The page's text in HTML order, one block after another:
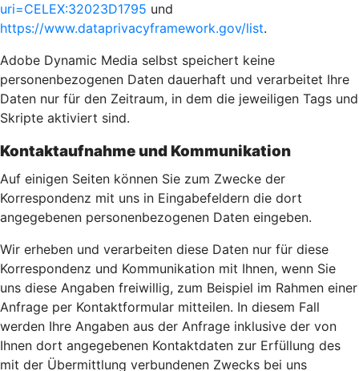
uri=CELEX:32023D1795 und
https://www.dataprivacyframework.gov/list.
Adobe Dynamic Media selbst speichert keine
personenbezogenen Daten dauerhaft und verarbeitet Ihre
Daten nur für den Zeitraum, in dem die jeweiligen Tags und
Skripte aktiviert sind.
Kontaktaufnahme und Kommunikation
Auf einigen Seiten können Sie zum Zwecke der
Korrespondenz mit uns in Eingabefeldern die dort
angegebenen personenbezogenen Daten eingeben.
Wir erheben und verarbeiten diese Daten nur für diese
Korrespondenz und Kommunikation mit Ihnen, wenn Sie
uns diese Angaben freiwillig, zum Beispiel im Rahmen einer
Anfrage per Kontaktformular mitteilen. In diesem Fall
werden Ihre Angaben aus der Anfrage inklusive der von
Ihnen dort angegebenen Kontaktdaten zur Erfüllung des
mit der Übermittlung verbundenen Zwecks bei uns